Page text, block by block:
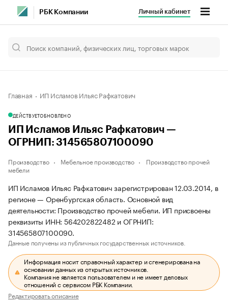
РБК Компании Личный кабинет
Главная ИП Исламов Ильяс Рафкатович
ДЕЙСТВУЕТОБНОВЛЕНО
ИП Исламов Ильяс Рафкатович —
ОГРНИП: 314565807100090
Производство Мебельное производство
Производство прочей
мебели
ИП Исламов Ильяс Рафкатович зарегистрирован 12.03.2014, в
регионе — Оренбургская область. Основной вид
деятельности: Производство прочей мебели. ИП присвоены
реквизиты ИНН: 564202822482 и ОГРНИП:
314565807100090.
Данные получены из публичных государственных источников.
Информация носит справочный характер и сгенерирована на
основании данных из открытых источников.
Компания не является пользователем и не имеет деловых
отношений с сервисом РБК Компании.
Редактировать описание